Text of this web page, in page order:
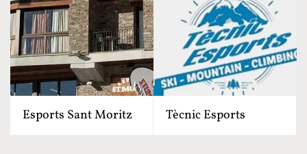
Esports Sant Moritz Tècnic Esports